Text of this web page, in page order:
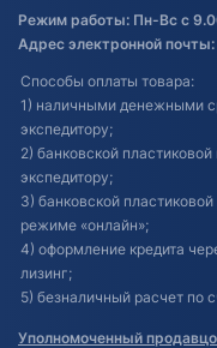
Режим работы: Пн-Вс с
Адрес электронной почты:
Способы оплаты товара:
1) наличными денежными
экспедитору;
2) банковской пластиковой
экспедитору;
3) банковской пластиковой
режиме «онлайн»;
4) оформление кредита
лизинг;
5) безналичный расчет по
Уполномоченный